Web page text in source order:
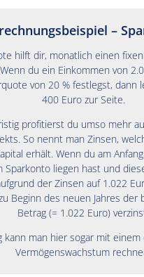
–
hilft dir, monatlich einen
du ein Einkommen von
von 20 % festlegst, dann
400 Euro zur Seite.
profitierst du umso mehr
So nennt man Zinsen,
erhält. Wenn du am
Sparkonto liegen hast und
der Zinsen auf 1.022
Beginn des neuen Jahres der
Betrag (= 1.022 Euro)
kann man hier sogar mit
Vermögenswachstum